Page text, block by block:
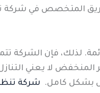
المتخصص في
لذلك، فإن الشركة
لا يعني
بشكل كامل. شركة